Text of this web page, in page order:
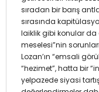
sıradan bir barış
sırasında
laiklik gibi konular da
meselesi”nin
Lozan’ın “emsali
“hezimet”, hatta bir
yelpazede siyasi